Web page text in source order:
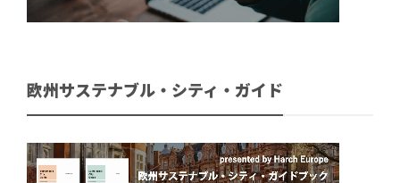
欧州サステナブル・シティ・ガイド